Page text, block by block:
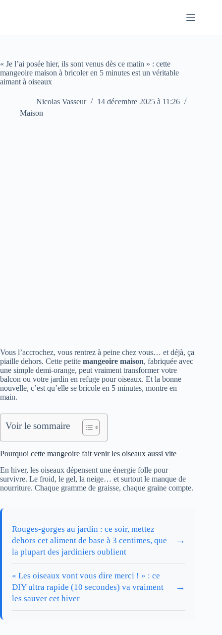
« Je l’ai posée hier, ils sont venus dès ce matin » : cette
mangeoire maison à bricoler en 5 minutes est un véritable
aimant à oiseaux
Nicolas Vasseur
14 décembre 2025 à 11:26
Maison
Vous l’accrochez, vous rentrez à peine chez vous… et déjà, ça
piaille dehors. Cette petite mangeoire maison, fabriquée avec
une simple demi-orange, peut vraiment transformer votre
balcon ou votre jardin en refuge pour oiseaux. Et la bonne
nouvelle, c’est qu’elle se bricole en 5 minutes, montre en
main.
Voir le sommaire
Pourquoi cette mangeoire fait venir les oiseaux aussi vite
En hiver, les oiseaux dépensent une énergie folle pour
survivre. Le froid, le gel, la neige… et surtout le manque de
nourriture. Chaque gramme de graisse, chaque graine compte.
Rouges-gorges au jardin : ce soir, mettez
dehors cet aliment de base à 3 centimes, que
la plupart des jardiniers oublient
→
« Les oiseaux vont vous dire merci ! » : ce
DIY ultra rapide (10 secondes) va vraiment
les sauver cet hiver
→